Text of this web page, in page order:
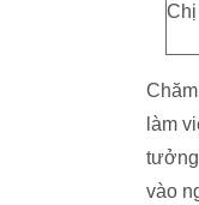
làm
tưởng
vào